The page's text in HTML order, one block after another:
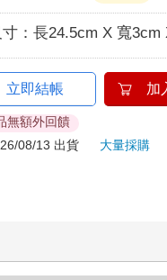
：長24.5cm X 寬3cm
立即結帳 加
無額外回饋
08/13 出貨
大量採購